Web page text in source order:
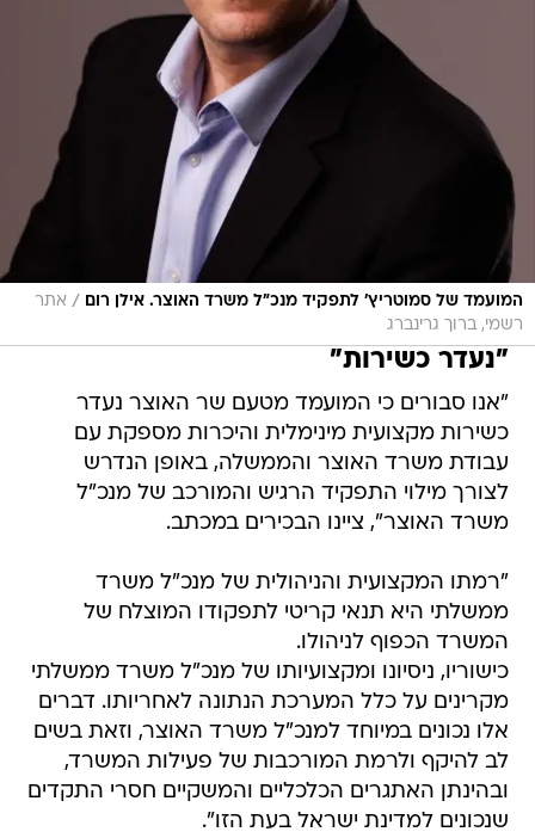
המועמד של סמוטריץ' לתפקיד מנכ"ל משרד האוצר. אילן רום / אתר
רשמי, ברוך גרינברג
"נעדר כשירות"
"אנו סבורים כי המועמד מטעם שר האוצר נעדר
כשירות מקצועית מינימלית והיכרות מספקת עם
עבודת משרד האוצר והממשלה, באופן הנדרש
לצורך מילוי התפקיד הרגיש והמורכב של מנכ"ל
משרד האוצר", ציינו הבכירים במכתב.
"רמתו המקצועית והניהולית של מנכ"ל משרד
ממשלתי היא תנאי קריטי לתפקודו המוצלח של
המשרד הכפוף לניהולו.
כישוריו, ניסיונו ומקצועיותו של מנכ"ל משרד ממשלתי
מקרינים על כלל המערכת הנתונה לאחריותו. דברים
אלו נכונים במיוחד למנכ"ל משרד האוצר, וזאת בשים
לב להיקף ולרמת המורכבות של פעילות המשרד,
ובהינתן האתגרים הכלכליים והמשקיים חסרי התקדים
שנכונים למדינת ישראל בעת הזו".